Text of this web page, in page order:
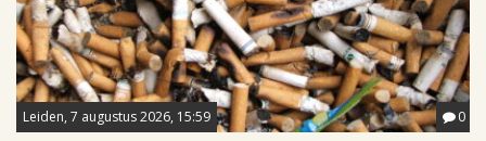
Leiden, 7 augustus 2026, 15:59 0